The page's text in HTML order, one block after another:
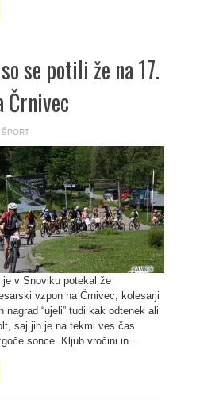
se potili že na 17.
Črnivec
ŠPORT
je v Snoviku potekal že
vzpon na Črnivec, kolesarji
nagrad “ujeli” tudi kak odtenek ali
saj jih je na tekmi ves čas
sonce. Kljub vročini in ...